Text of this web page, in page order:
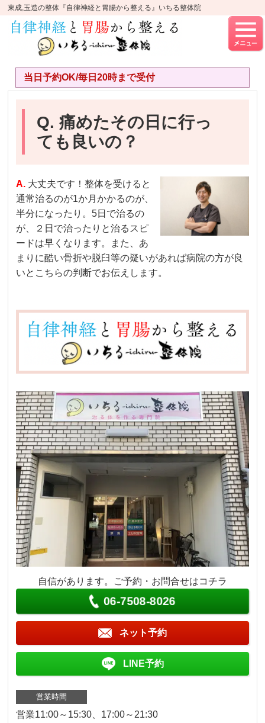
東成,玉造の整体『自律神経と胃腸から整える』いちる整体院
当日予約OK/毎日20時まで受付
Q. 痛めたその日に行っ
ても良いの？
A. 大丈夫です！整体を受けると
通常治るのが1か月かかるのが、
半分になったり。5日で治るの
が、２日で治ったりと治るスピ
ードは早くなります。また、あ
まりに酷い骨折や脱臼等の疑いがあれば病院の方が良
いとこちらの判断でお伝えします。
自信があります。ご予約・お問合せはコチラ
06-7508-8026
ネット予約
LINE予約
営業時間
営業11:00～15:30、17:00～21:30